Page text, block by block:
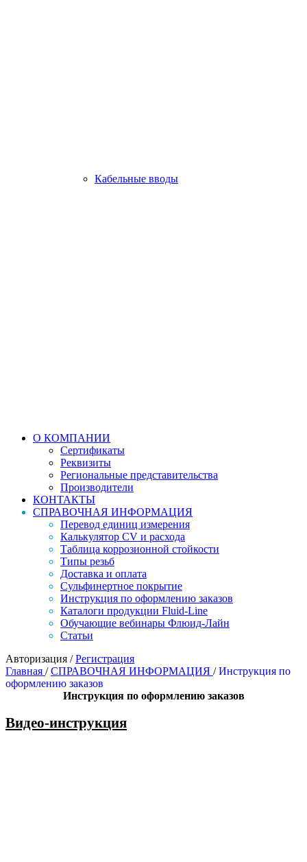
Кабельные вводы
О КОМПАНИИ
Сертификаты
Реквизиты
Региональные представительства
Производители
КОНТАКТЫ
СПРАВОЧНАЯ ИНФОРМАЦИЯ
Перевод единиц измерения
Калькулятор CV и расхода
Таблица коррозионной стойкости
Типы резьб
Доставка и оплата
Сульфинертное покрытие
Инструкция по оформлению заказов
Каталоги продукции Fluid-Line
Обучающие вебинары Флюид-Лайн
Статьи
Авторизация /Регистрация
Главная /СПРАВОЧНАЯ ИНФОРМАЦИЯ /Инструкция по
оформлению заказов
Инструкция по оформлению заказов
Видео-инструкция